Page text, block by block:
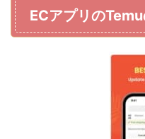
ECアプリの